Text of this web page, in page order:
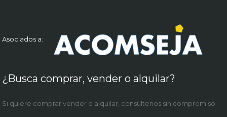
Asociados a:
¿Busca comprar, vender o alquilar?
Si quiere comprar vender o alquilar, consúltenos sin compromiso